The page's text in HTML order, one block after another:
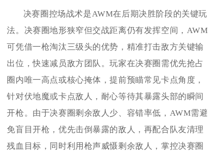
决赛圈控场战术是AWM在后期决胜阶段的关键玩
法。决赛圈地形狭窄但交战距离仍有发挥空间，AWM
可凭借一枪淘汰三级头的优势，精准打击敌方关键输
出位，快速减员敌方团队。玩家在决赛圈需优先抢占
圈内唯一高点或核心掩体，提前预瞄常见卡点角度，
针对伏地魔或卡点敌人，耐心等待其暴露头部的瞬间
开枪。由于决赛圈剩余敌人少、容错率低，AWM需避
免盲目开枪，优先击倒暴露的敌人，再配合队友清理
残血目标，同时利用枪声威慑剩余敌人，掌控决赛圈